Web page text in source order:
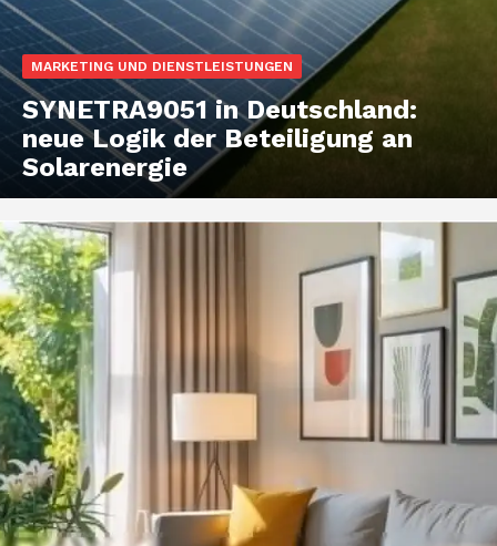
MARKETING UND DIENSTLEISTUNGEN
SYNETRA9051 in Deutschland:
neue Logik der Beteiligung an
Solarenergie